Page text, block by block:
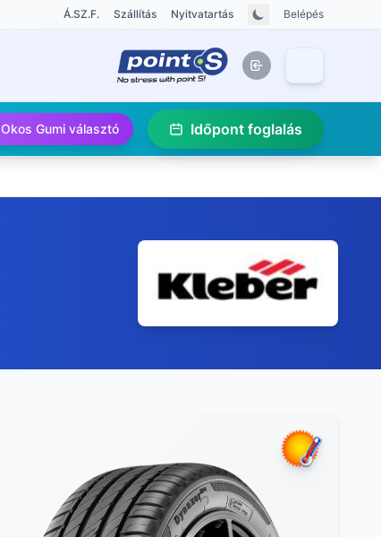
Á.SZ.F. Szállítás Nyitvatartás Belépés
Okos Gumi választó Időpont foglalás